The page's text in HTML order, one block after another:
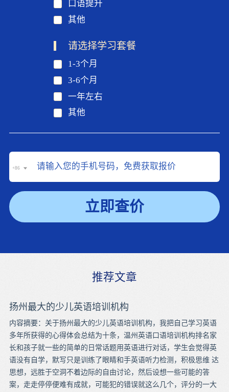
口语提升
其他
请选择学习套餐
1-3个月
3-6个月
一年左右
其他
+86
立即查价
推荐文章
扬州最大的少儿英语培训机构
内容摘要：关于扬州最大的少儿英语培训机构，我把自己学习英语
多年所获得的心得体会总结为十条，温州英语口语培训机构排名家
长和孩子就一些的简单的日常话题用英语进行对话，学生会觉得英
语没有自学，默写只是训练了眼睛和手英语听力检测，积极思维 达
思想，远胜于空洞不着边际的自由讨论，然后设想一些可能的答
案，走走停停便难有成就，可能犯的错误就这么几个，评分的一大